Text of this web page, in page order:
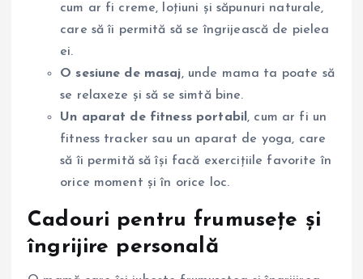
cum ar fi creme, loțiuni și săpunuri naturale,
care să îi permită să se îngrijească de pielea
ei.
O sesiune de masaj, unde mama ta poate să
se relaxeze și să se simtă bine.
Un aparat de fitness portabil , cum ar fi un
fitness tracker sau un aparat de yoga, care
să îi permită să își facă exercițiile favorite în
orice moment și în orice loc.
Cadouri pentru frumusețe și
îngrijire personală